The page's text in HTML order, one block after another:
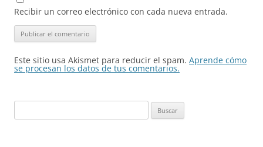
Recibir un correo electrónico con cada nueva entrada.
Este sitio usa Akismet para reducir el spam. Aprende cómo
se procesan los datos de tus comentarios.